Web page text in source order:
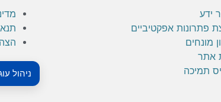
ידע
פתרונות אפקטיביים
מונחים
אתר
תמיכה
ניהול